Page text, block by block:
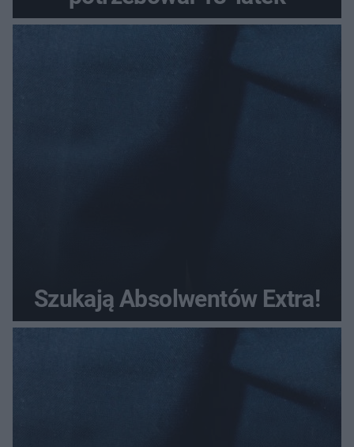
Szukają Absolwentów Extra!